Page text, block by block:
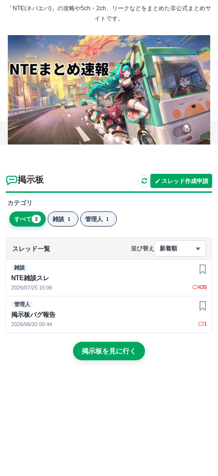
「NTE(ネバエバ)」の攻略や5ch・2ch、リークなどをまとめた非公式まとめサ
イトです。
掲示板 スレッド作成申請
カテゴリ
すべて 2 雑談 1 管理人 1
スレッド一覧 並び替え 新着順
雑談
NTE雑談スレ
2026/07/25 15:06
お気
435
管理人
掲示板バグ報告
2026/06/20 00:44
お気
1
掲示板を見に行く